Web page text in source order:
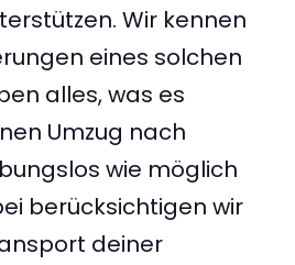
Wir kennen
eines solchen
alles, was es
Umzug nach
wie möglich
berücksichtigen wir
deiner